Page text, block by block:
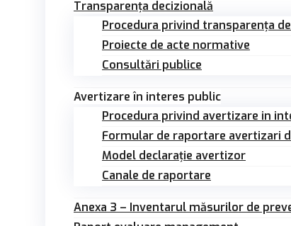
Transparența decizională
Procedura privind transparența
Proiecte de acte normative
Consultări publice
Avertizare în interes public
Procedura privind avertizare in
Formular de raportare avertizari
Model declarație avertizor
Canale de raportare
Anexa 3 – Inventarul măsurilor de